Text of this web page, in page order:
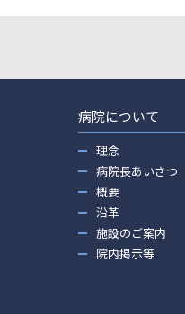
病院について
理念
病院長あいさつ
概要
沿革
施設のご案内
院内掲示等